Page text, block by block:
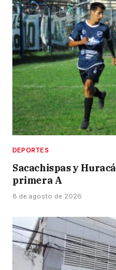
DEPORTES
Sacachispas y
primera A
8 de agosto de 2026